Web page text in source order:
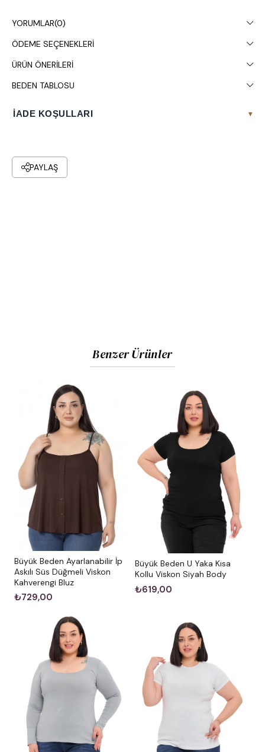
YORUMLAR(0)
ÖDEME SEÇENEKLERI
ÜRÜN ÖNERILERI
BEDEN TABLOSU
İADE KOŞULLARI ▾
PAYLAŞ
Benzer Ürünler
Büyük Beden Ayarlanabilir İp
Askılı Süs Düğmeli Viskon
Kahverengi Bluz
₺729,00
Büyük Beden U Yaka Kısa
Kollu Viskon Siyah Body
₺619,00